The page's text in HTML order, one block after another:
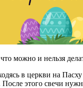
можно и нельзя
в церкви на
этого свечи